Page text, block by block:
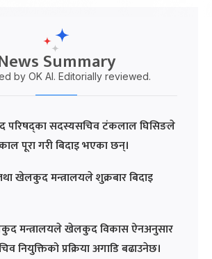
Summary
by OK AI. Editorially reviewed.
परिषद्का सदस्यसचिव टंकलाल घिसिङले
पूरा गरी बिदाइ भएका छन्।
खेलकुद मन्त्रालयले शुक्रबार बिदाइ
मन्त्रालयले खेलकुद विकास ऐनअनुसार
नियुक्तिको प्रक्रिया अगाडि बढाउनेछ।